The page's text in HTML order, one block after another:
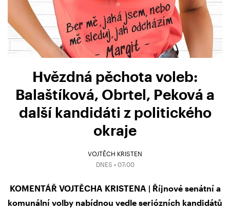
Hvězdná pěchota voleb:
Balaštíková, Obrtel, Peková a
další kandidáti z politického
okraje
VOJTĚCH KRISTEN
DNES • 07:00
KOMENTÁŘ VOJTĚCHA KRISTENA | Říjnové senátní a
komunální volby nabídnou vedle seriózních kandidátů